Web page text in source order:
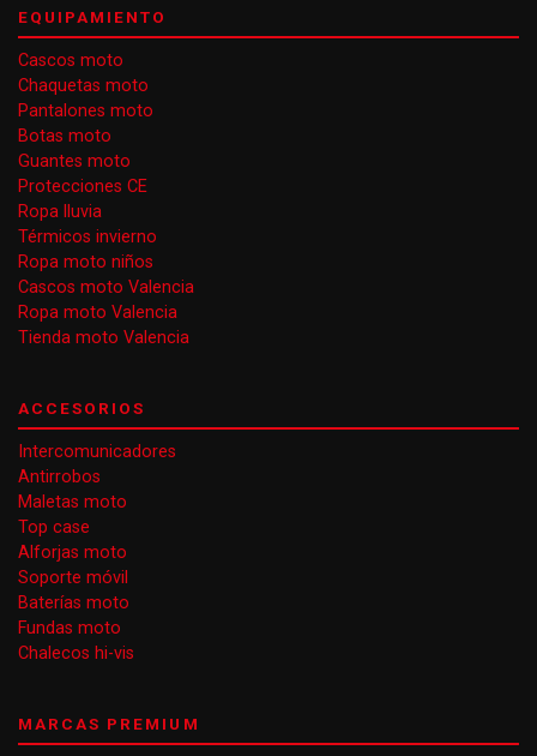
EQUIPAMIENTO
Cascos moto
Chaquetas moto
Pantalones moto
Botas moto
Guantes moto
Protecciones CE
Ropa lluvia
Térmicos invierno
Ropa moto niños
Cascos moto Valencia
Ropa moto Valencia
Tienda moto Valencia
ACCESORIOS
Intercomunicadores
Antirrobos
Maletas moto
Top case
Alforjas moto
Soporte móvil
Baterías moto
Fundas moto
Chalecos hi-vis
MARCAS PREMIUM